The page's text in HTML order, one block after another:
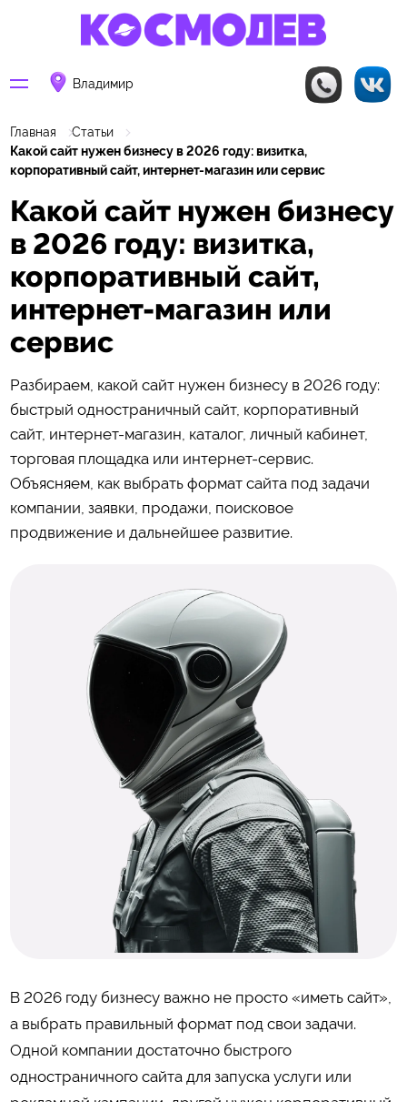
Владимир
Главная
Статьи
Какой сайт нужен бизнесу в 2026 году: визитка,
корпоративный сайт, интернет-магазин или сервис
Какой сайт нужен бизнесу
в 2026 году: визитка,
корпоративный сайт,
интернет-магазин или
сервис
Разбираем, какой сайт нужен бизнесу в 2026 году:
быстрый одностраничный сайт, корпоративный
сайт, интернет-магазин, каталог, личный кабинет,
торговая площадка или интернет-сервис.
Объясняем, как выбрать формат сайта под задачи
компании, заявки, продажи, поисковое
продвижение и дальнейшее развитие.
В 2026 году бизнесу важно не просто «иметь сайт»,
а выбрать правильный формат под свои задачи.
Одной компании достаточно быстрого
одностраничного сайта для запуска услуги или